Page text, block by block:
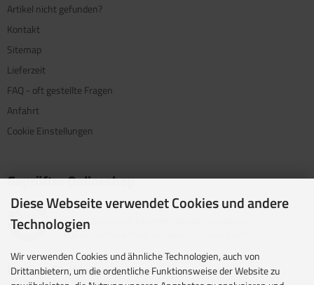
Artikel nicht gefunden?
Kontakt
Sitemap
Lieferzeit
FAQ - oft gestellte Fragen
Anfahrt
Cookie Einstellungen
Geprüfter Onlineshop
Mit dem Vertrauenssiegel für kundenfreundliche Online-
Shops zeigen wir Internet-Händler, bei denen
Kundenzufriedenheit an oberster Stelle steht.
Unsere Partner
Diese Webseite verwendet Cookies und andere
Technologien
Wir verwenden Cookies und ähnliche Technologien, auch von
Drittanbietern, um die ordentliche Funktionsweise der Website zu